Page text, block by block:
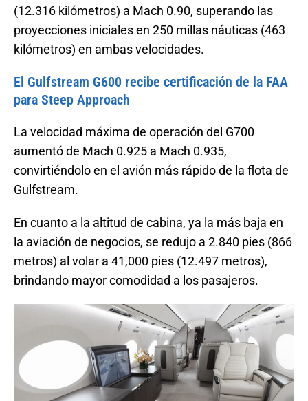
(12.316 kilómetros) a Mach 0.90, superando las
proyecciones iniciales en 250 millas náuticas (463
kilómetros) en ambas velocidades.
El Gulfstream G600 recibe certificación de la FAA
para Steep Approach
La velocidad máxima de operación del G700
aumentó de Mach 0.925 a Mach 0.935,
convirtiéndolo en el avión más rápido de la flota de
Gulfstream.
En cuanto a la altitud de cabina, ya la más baja en
la aviación de negocios, se redujo a 2.840 pies (866
metros) al volar a 41,000 pies (12.497 metros),
brindando mayor comodidad a los pasajeros.